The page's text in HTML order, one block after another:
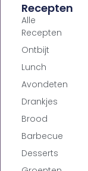
Recepten
Alle
Recepten
Ontbijt
Lunch
Avondeten
Drankjes
Brood
Barbecue
Desserts